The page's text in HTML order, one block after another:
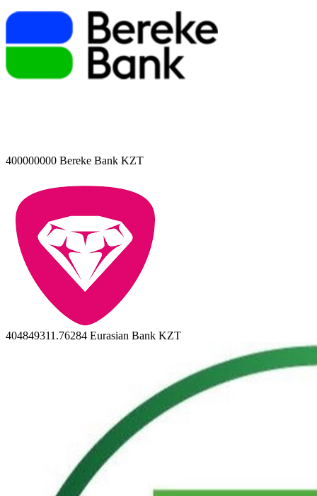
400000000 Bereke Bank KZT
404849311.76284 Eurasian Bank KZT